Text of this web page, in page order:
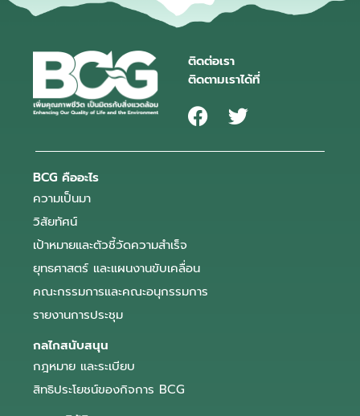
ติดต่อเรา
ติดตามเราได้ที่
BCG คืออะไร
ความเป็นมา
วิสัยทัศน์
เป้าหมายและตัวชี้วัดความสำเร็จ
ยุทธศาสตร์ และแผนงานขับเคลื่อน
คณะกรรมการและคณะอนุกรรมการ
รายงานการประชุม
กลไกสนับสนุน
กฎหมาย และระเบียบ
สิทธิประโยชน์ของกิจการ BCG